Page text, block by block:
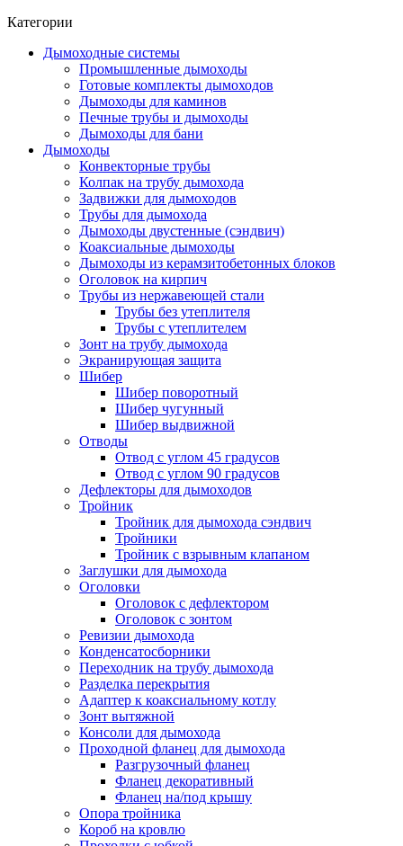
Категории
Дымоходные системы
Промышленные дымоходы
Готовые комплекты дымоходов
Дымоходы для каминов
Печные трубы и дымоходы
Дымоходы для бани
Дымоходы
Конвекторные трубы
Колпак на трубу дымохода
Задвижки для дымоходов
Трубы для дымохода
Дымоходы двустенные (сэндвич)
Коаксиальные дымоходы
Дымоходы из керамзитобетонных блоков
Оголовок на кирпич
Трубы из нержавеющей стали
Трубы без утеплителя
Трубы с утеплителем
Зонт на трубу дымохода
Экранирующая защита
Шибер
Шибер поворотный
Шибер чугунный
Шибер выдвижной
Отводы
Отвод с углом 45 градусов
Отвод с углом 90 градусов
Дефлекторы для дымоходов
Тройник
Тройник для дымохода сэндвич
Тройники
Тройник с взрывным клапаном
Заглушки для дымохода
Оголовки
Оголовок с дефлектором
Оголовок с зонтом
Ревизии дымохода
Конденсатосборники
Переходник на трубу дымохода
Разделка перекрытия
Адаптер к коаксиальному котлу
Зонт вытяжной
Консоли для дымохода
Проходной фланец для дымохода
Разгрузочный фланец
Фланец декоративный
Фланец на/под крышу
Опора тройника
Короб на кровлю